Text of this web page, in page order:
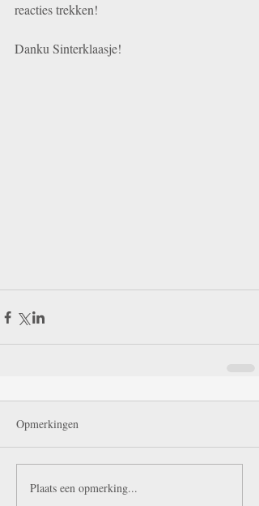
reacties trekken!
Danku Sinterklaasje!
Opmerkingen
Plaats een opmerking...